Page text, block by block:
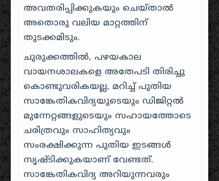
അവതരിപ്പിക്കുകയും ചെയ്താൽ
അതൊരു വലിയ മാറ്റത്തിന്
തുടക്കമിടും.
ചുരുക്കത്തിൽ, പഴയകാല
വായനശാലകളെ അതേപടി തിരിച്ചു
കൊണ്ടുവരികയല്ല, മറിച്ച് പുതിയ
സാങ്കേതികവിദ്യയുടെയും ഡിജിറ്റൽ
മുന്നേറ്റങ്ങളുടെയും സഹായത്തോടെ
ചരിത്രവും സാഹിത്യവും
സംരക്ഷിക്കുന്ന പുതിയ ഇടങ്ങൾ
സൃഷ്ടിക്കുകയാണ് വേണ്ടത്.
സാങ്കേതികവിദ്യ അറിയുന്നവരും